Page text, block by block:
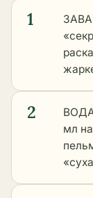
1
2
ВОДА
мл